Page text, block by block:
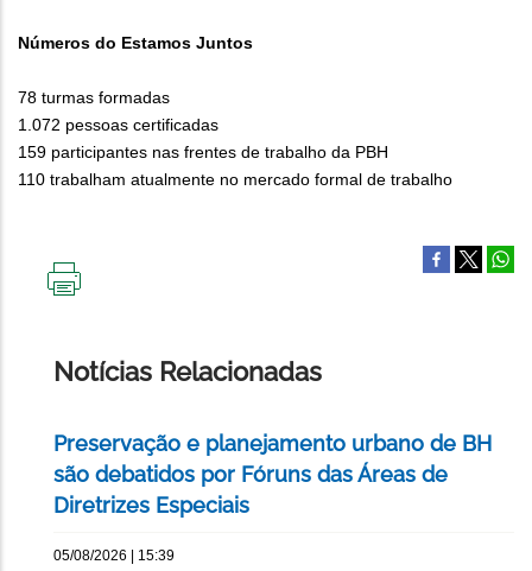
Números do Estamos Juntos
78 turmas formadas
1.072 pessoas certificadas
159 participantes nas frentes de trabalho da PBH
110 trabalham atualmente no mercado formal de trabalho
Notícias Relacionadas
Preservação e planejamento urbano de BH
são debatidos por Fóruns das Áreas de
Diretrizes Especiais
05/08/2026 | 15:39